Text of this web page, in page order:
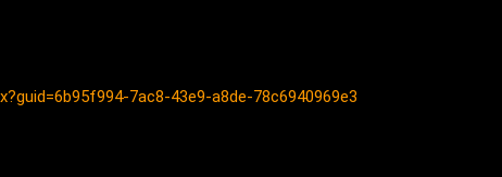
7ac8-43e9-a8de-78c6940969e3